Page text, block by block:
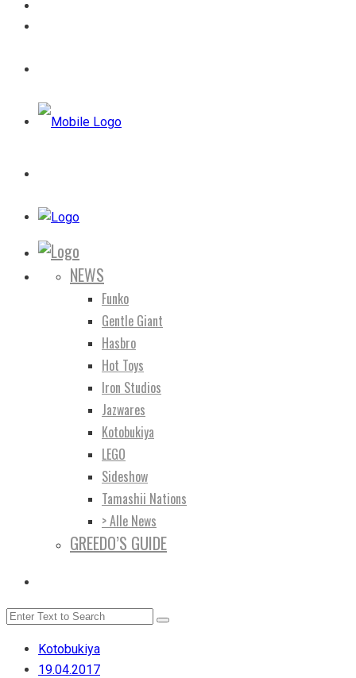
NEWS
Funko
Gentle Giant
Hasbro
Hot Toys
Iron Studios
Jazwares
Kotobukiya
LEGO
Sideshow
Tamashii Nations
> Alle News
GREEDO’S GUIDE
Kotobukiya
19.04.2017